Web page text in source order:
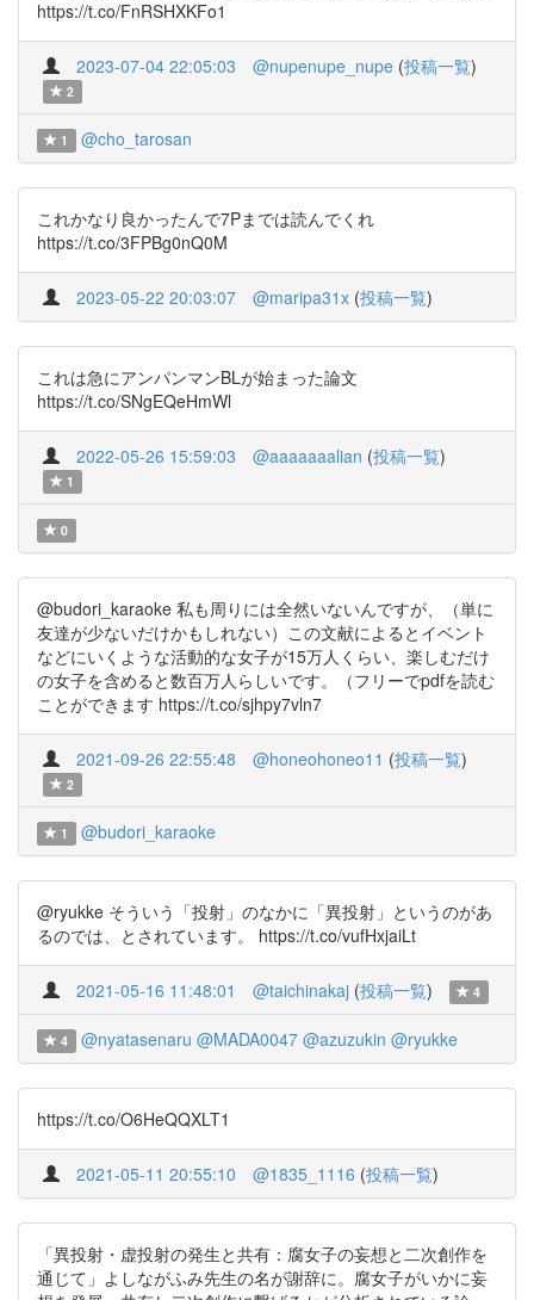
https://t.co/FnRSHXKFo1
2023-07-04 22:05:03 @nupenupe_nupe (投稿一覧)
2
1 @cho_tarosan
これかなり良かったんで7Pまでは読んでくれ
https://t.co/3FPBg0nQ0M
2023-05-22 20:03:07 @maripa31x (投稿一覧)
これは急にアンパンマンBLが始まった論文
https://t.co/SNgEQeHmWl
2022-05-26 15:59:03 @aaaaaaalian (投稿一覧)
1
0
@budori_karaoke 私も周りには全然いないんですが、（単に
友達が少ないだけかもしれない）この文献によるとイベント
などにいくような活動的な女子が15万人くらい、楽しむだけ
の女子を含めると数百万人らしいです。（フリーでpdfを読む
ことができます https://t.co/sjhpy7vln7
2021-09-26 22:55:48 @honeohoneo11 (投稿一覧)
2
1 @budori_karaoke
@ryukke そういう「投射」のなかに「異投射」というのがあ
るのでは、とされています。 https://t.co/vufHxjaiLt
2021-05-16 11:48:01 @taichinakaj (投稿一覧) 4
4 @nyatasenaru @MADA0047 @azuzukin @ryukke
https://t.co/O6HeQQXLT1
2021-05-11 20:55:10 @1835_1116 (投稿一覧)
「異投射・虚投射の発生と共有：腐女子の妄想と二次創作を
通じて」よしながふみ先生の名が謝辞に。腐女子がいかに妄